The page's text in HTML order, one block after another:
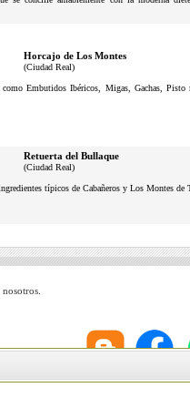
Horcajo de Los Montes
(Ciudad Real)
Embutidos Ibéricos, Migas, Gachas, Pisto
Retuerta del Bullaque
(Ciudad Real)
típicos de Cabañeros y Los Montes de